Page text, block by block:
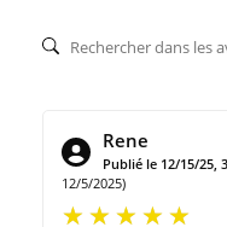
Rene
Publié le 12/15/25,
12/5/2025)